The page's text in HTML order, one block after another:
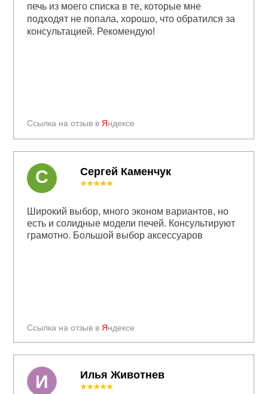
Ссылка на отзыв в Яндексе
печь из моего списка в те, которые мне
подходят не попала, хорошо, что обратился за
консультацией. Рекомендую!
Сергей Каменчук
Ссылка на отзыв в Яндексе
★★★★★
Широкий выбор, много эконом вариантов, но
есть и солидные модели печей. Консультируют
грамотно. Большой выбор аксессуаров
С
Илья Животнев
★★★★★
И